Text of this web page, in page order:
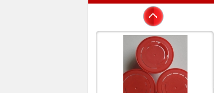
Can Nhựa Vuông 20L